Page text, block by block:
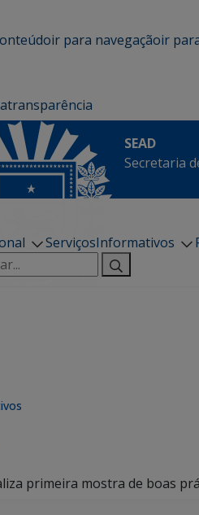
ir para navegaçãoir
transparência
SEAD
Secretaria
ServiçosInformativos
primeira mostra de boas